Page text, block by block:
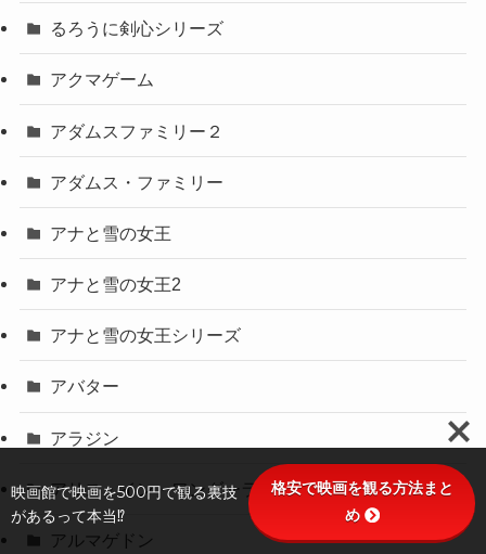
るろうに剣心シリーズ
アクマゲーム
アダムスファミリー２
アダムス・ファミリー
アナと雪の女王
アナと雪の女王2
アナと雪の女王シリーズ
アバター
アラジン
アリス・イン・ワンダーランド
アルマゲドン
映画館で映画を500円で観る裏技
があるって本当⁉
格安で映画を観る方法まと
め